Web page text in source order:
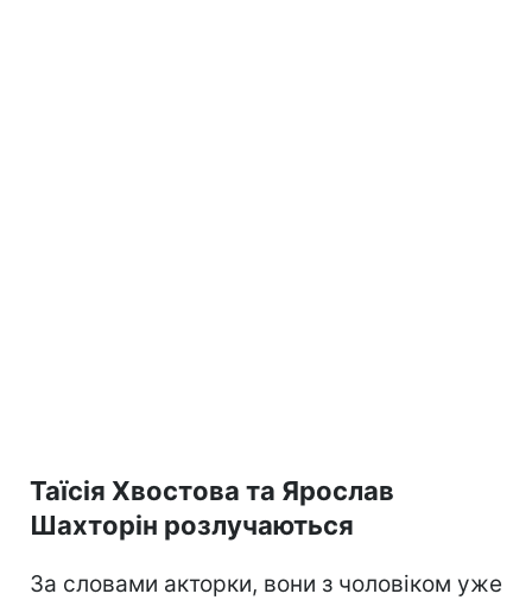
Таїсія Хвостова та Ярослав
Шахторін розлучаються
За словами акторки, вони з чоловіком уже